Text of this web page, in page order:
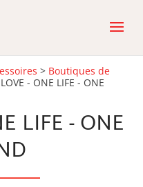
> Boutiques de
- ONE LIFE - ONE
LIFE - ONE